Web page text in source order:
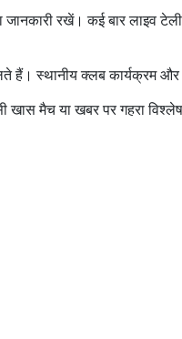
रखें। कई बार लाइव
हैं। स्थानीय क्लब कार्यक्रम
मैच या खबर पर गहरा